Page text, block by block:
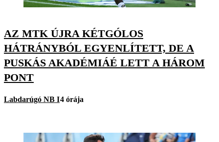
AZ MTK ÚJRA KÉTGÓLOS
HÁTRÁNYBÓL EGYENLÍTETT, DE A
PUSKÁS AKADÉMIÁÉ LETT A HÁROM
PONT
Labdarúgó NB I4 órája